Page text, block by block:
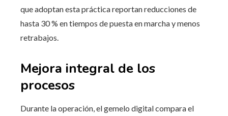
que adoptan esta práctica reportan reducciones de
hasta 30 % en tiempos de puesta en marcha y menos
retrabajos.
Mejora integral de los
procesos
Durante la operación, el gemelo digital compara el